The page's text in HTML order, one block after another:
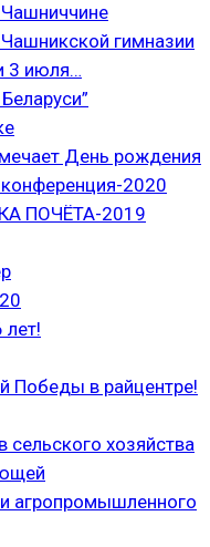
Чашниччине
гимназии
3 июля…
День рождения
2020
ПОЧЁТА-2019
Победы в райцентре!
сельского хозяйства
агропромышленного